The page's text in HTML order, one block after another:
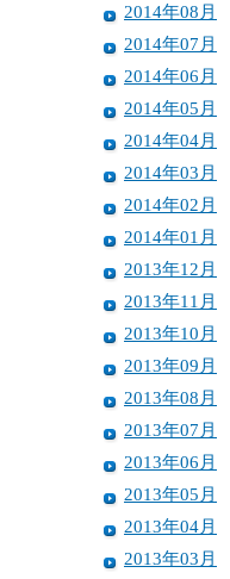
2014年08月
2014年07月
2014年06月
2014年05月
2014年04月
2014年03月
2014年02月
2014年01月
2013年12月
2013年11月
2013年10月
2013年09月
2013年08月
2013年07月
2013年06月
2013年05月
2013年04月
2013年03月